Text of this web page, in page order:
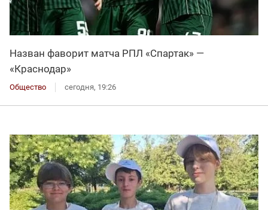
Назван фаворит матча РПЛ «Спартак» —
«Краснодар»
Общество сегодня, 19:26